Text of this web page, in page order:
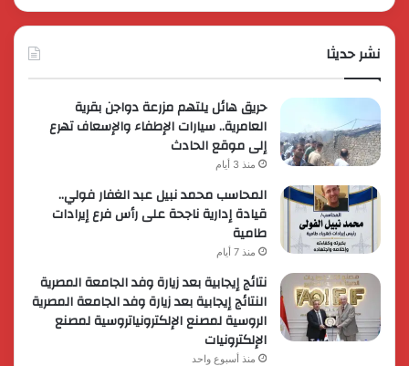
عروضاً
ترويجية
حصرية
جديدة
نشر حديثا
حريق هائل يلتهم مزرعة دواجن بقرية
العامرية.. سيارات الإطفاء والإسعاف تهرع
إلى موقع الحادث
منذ 3 أيام
المحاسب محمد نبيل عبد الغفار فولي..
قيادة إدارية ناجحة على رأس فرع إيرادات
طامية
منذ 7 أيام
نتائج إيجابية بعد زيارة وفد الجامعة المصرية
النتائج إيجابية بعد زيارة وفد الجامعة المصرية
الروسية لمصنع الإلكترونياتروسية لمصنع
الإلكترونيات
منذ أسبوع واحد